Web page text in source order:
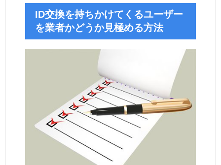
ID交換を持ちかけてくるユーザー
を業者かどうか見極める方法